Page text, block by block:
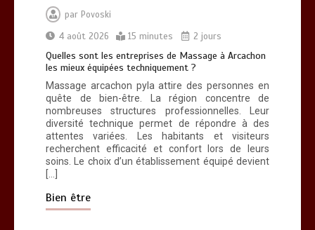
par Povoski
4 août 2026
15 minutes 2 jours
Quelles sont les entreprises de Massage à Arcachon
les mieux équipées techniquement ?
Massage arcachon pyla attire des personnes en
quête de bien-être. La région concentre de
nombreuses structures professionnelles. Leur
diversité technique permet de répondre à des
attentes variées. Les habitants et visiteurs
recherchent efficacité et confort lors de leurs
soins. Le choix d’un établissement équipé devient
Bien être